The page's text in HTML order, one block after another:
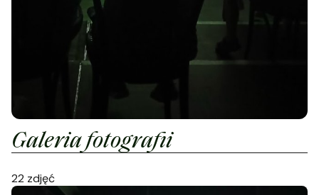
Galeria fotografii
22 zdjęć
1/22